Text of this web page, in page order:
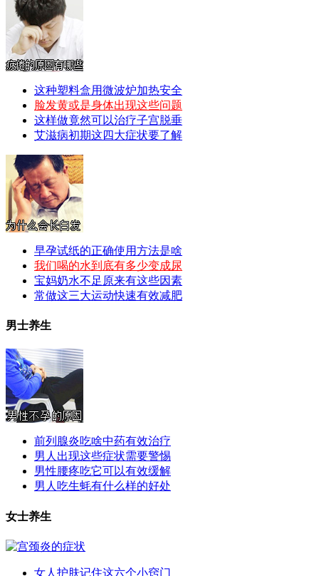
这种塑料盒用微波炉加热安全
脸发黄或是身体出现这些问题
这样做竟然可以治疗子宫脱垂
艾滋病初期这四大症状要了解
早孕试纸的正确使用方法是啥
我们喝的水到底有多少变成尿
宝妈奶水不足原来有这些因素
常做这三大运动快速有效减肥
男士养生
前列腺炎吃啥中药有效治疗
男人出现这些症状需要警惕
男性腰疼吃它可以有效缓解
男人吃生蚝有什么样的好处
女士养生
女人护肤记住这六个小窍门